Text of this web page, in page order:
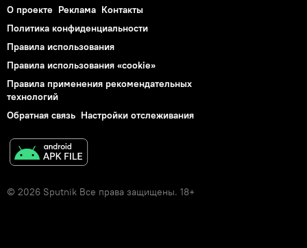
О проекте Реклама Контакты
Политика конфиденциальности
Правила использования
Правила использования «cookie»
Правила применения рекомендательных
технологий
Обратная связь Настройки отслеживания
© 2026 Sputnik Все права защищены. 18+